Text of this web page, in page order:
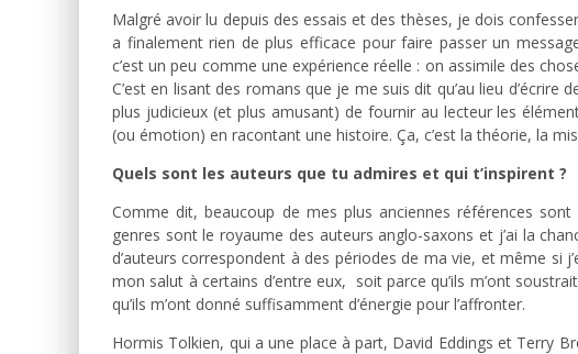
Malgré avoir lu depuis des essais et des thèses, je dois
a finalement rien de plus efficace pour faire passer un
c’est un peu comme une expérience réelle : on assimile des
C’est en lisant des romans que je me suis dit qu’au lieu
plus judicieux (et plus amusant) de fournir au lecteur les
(ou émotion) en racontant une histoire. Ça, c’est la théorie, la
Quels sont les auteurs que tu admires et qui t’inspirent ?
Comme dit, beaucoup de mes plus anciennes références
genres sont le royaume des auteurs anglo-saxons et j’ai la
d’auteurs correspondent à des périodes de ma vie, et même si
mon salut à certains d’entre eux, soit parce qu’ils m’ont
qu’ils m’ont donné suffisamment d’énergie pour l’affronter.
Hormis Tolkien, qui a une place à part, David Eddings et Terry